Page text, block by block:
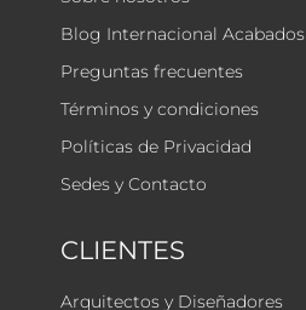
Blog Internacional Acabados
Preguntas frecuentes
Términos y condiciones
Políticas de Privacidad
Sedes y Contacto
CLIENTES
Arquitectos y Diseñadores